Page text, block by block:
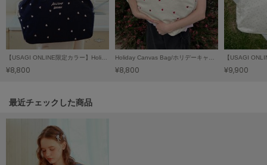
KEEN
キーン
ラート
le coq sportif
【USAGI ONLINE限定カラー】Holiday Canvas Bag/ホリデーキャンバスバッグ
¥8,800
Holiday Canvas Bag/ホリデーキャンバスバッグ【USAGI ONLINE限定カラーあり】
¥8,800 ¥9,900
関連記事
最近チェックした商品